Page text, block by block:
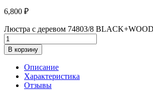
6,800 ₽
Люстра с деревом 74803/8
В корзину
Описание
Характеристика
Отзывы